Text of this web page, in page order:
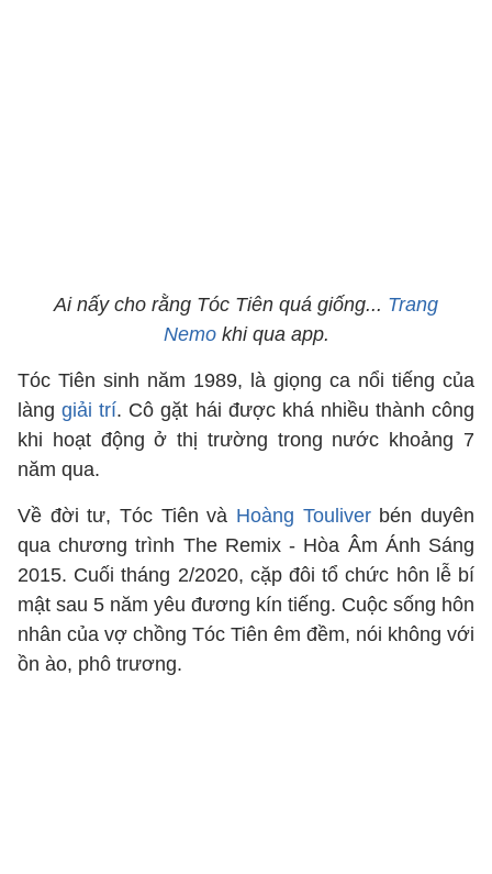
Ai nấy cho rằng Tóc Tiên quá giống... Trang
Nemokhi qua app.
Tóc Tiên sinh năm 1989, là giọng ca nổi tiếng của
lànggiải trí. Cô gặt hái được khá nhiều thành công
khi hoạt động ở thị trường trong nước khoảng 7
năm qua.
Về đời tư, Tóc Tiên và Hoàng Touliverbén duyên
qua chương trình The Remix - Hòa Âm Ánh Sáng
2015. Cuối tháng 2/2020, cặp đôi tổ chức hôn lễ bí
mật sau 5 năm yêu đương kín tiếng. Cuộc sống hôn
nhân của vợ chồng Tóc Tiên êm đềm, nói không với
ồn ào, phô trương.